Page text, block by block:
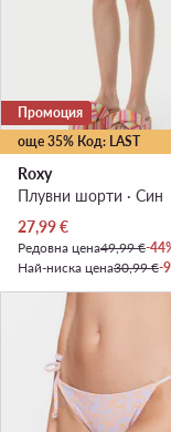
още 35% Код: LAST
Промоция
Roxy
Плувни шорти · Син
Актуална цена
27,99€
Редовна цена49,99 €-
Най-ниска цена30,99 €-